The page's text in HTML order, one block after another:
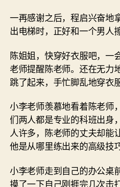
一再感谢之后，程启兴奋地
出电梯时，正好和一个男人
陈姐姐，快穿好衣服吧，一
老师提醒陈老师。还在无力
跳了起来，手忙脚乱地穿衣服
小李老师羡慕地看着陈老师
们两人都是专业的科班出身
人许多，陈老师的丈夫却能
他是从哪里练出来的高级技巧
小李老师走到自己的办公桌
摸了一下自己刚捱完几次